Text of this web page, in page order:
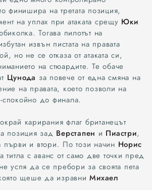
финишира на третата позиция,
на уплах при атаката срещу Юки
Тогава пилотът на
извън пистата на правата
но не се отказа от атаката си,
на стюардите. Те обаче
Цунода за повече от една смяна на
на правата, което позволи на
до финала.
карирания флаг британецът
позиция зад Верстапен и Пиастри,
първи и втори. По този начин Норис
титла с аванс от само две точки пред
успя да се пребори за своята пета
щеше да изравниМихаел